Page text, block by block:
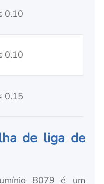
0.10
0.10
0.15
de liga de
8079 é um